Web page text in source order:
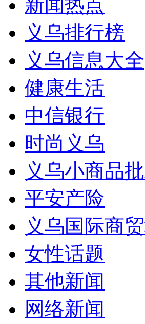
新闻热点
义乌排行榜
义乌信息大全
健康生活
中信银行
时尚义乌
义乌小商品
平安产险
义乌国际商
女性话题
其他新闻
网络新闻